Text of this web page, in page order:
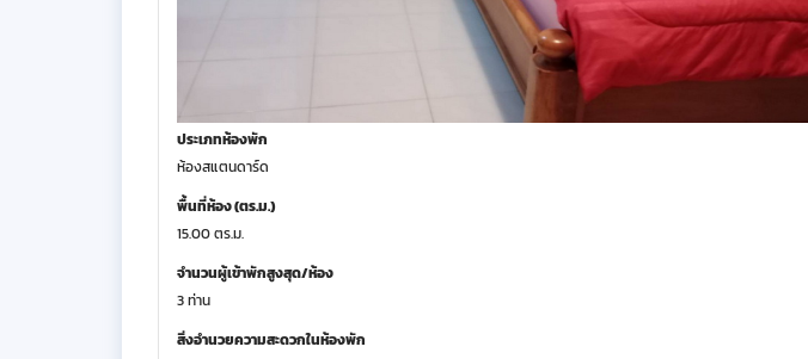
ประเภทห้องพัก
ห้องสแตนดาร์ด
พื้นที่ห้อง (ตร.ม.)
15.00 ตร.ม.
จำนวนผู้เข้าพักสูงสุด/ห้อง
3 ท่าน
สิ่งอำนวยความสะดวกในห้องพัก